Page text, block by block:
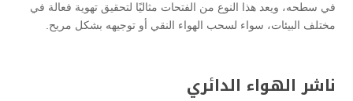
في سطحه، ويعد هذا النوع من الفتحات مثاليًا لتحقيق تهوية فعالة في
مختلف البيئات، سواء لسحب الهواء النقي أو توجيهه بشكل مريح.
ناشر الهواء الدائري